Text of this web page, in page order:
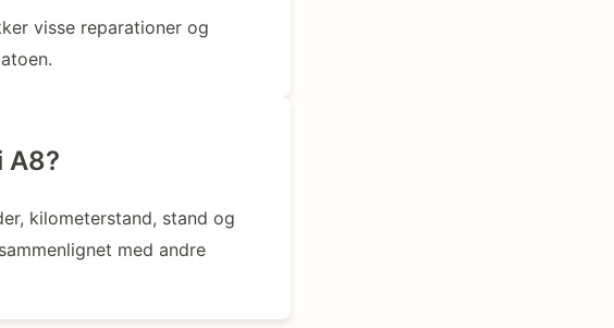
visse reparationer og
A8?
kilometerstand, stand og
med andre